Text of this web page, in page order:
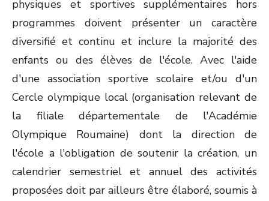
physiques et sportives supplémentaires hors
programmes doivent présenter un caractère
diversifié et continu et inclure la majorité des
enfants ou des élèves de l'école. Avec l'aide
d'une association sportive scolaire et/ou d'un
Cercle olympique local (organisation relevant de
la filiale départementale de l'Académie
Olympique Roumaine) dont la direction de
l'école a l'obligation de soutenir la création, un
calendrier semestriel et annuel des activités
proposées doit par ailleurs être élaboré, soumis à